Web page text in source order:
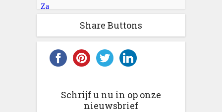
Share Buttons
Schrijf u nu in op onze
nieuwsbrief